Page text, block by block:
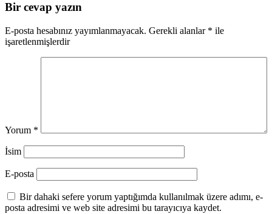
Bir cevap yazın
E-posta hesabınız yayımlanmayacak. Gerekli alanlar * ile
işaretlenmişlerdir
Yorum *
İsim
E-posta
Bir dahaki sefere yorum yaptığımda kullanılmak üzere adımı, e-
posta adresimi ve web site adresimi bu tarayıcıya kaydet.